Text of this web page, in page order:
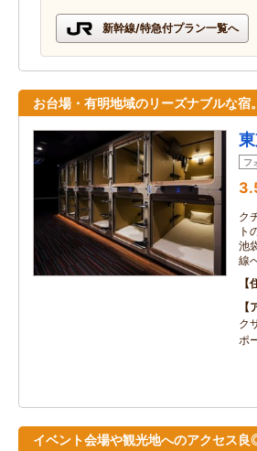
新幹線/特急付プラン一覧へ
お台場・有明地域のリーズナブルな
フ
ク
ト
池
線
ク
ポ
イベント会場や観光地へのアクセス